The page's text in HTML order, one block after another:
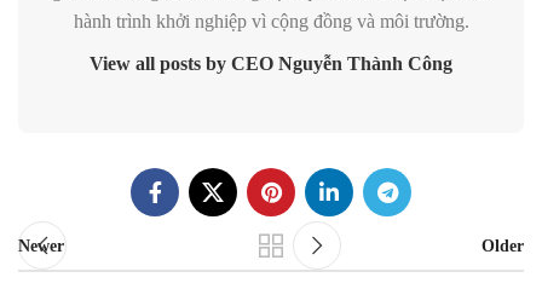
hành trình khởi nghiệp vì cộng đồng và môi trường.
View all posts by CEO Nguyễn Thành Công
Newer Older